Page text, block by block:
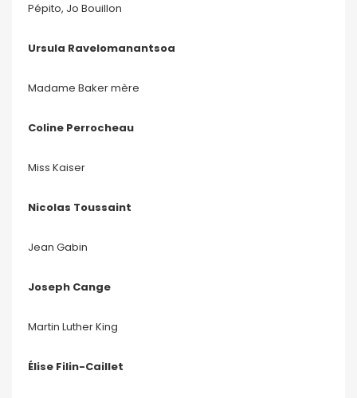
Pépito, Jo Bouillon
Ursula Ravelomanantsoa
Madame Baker mère
Coline Perrocheau
Miss Kaiser
Nicolas Toussaint
Jean Gabin
Joseph Cange
Martin Luther King
Élise Filin-Caillet